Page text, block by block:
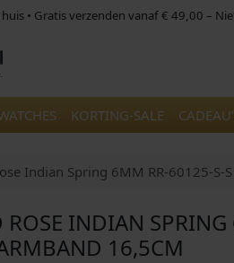
• Gratis verzenden vanaf € 49,00 –
KORTING-SALE
Indian Spring 6MM RR-60125-S-
ROSE INDIAN
16,5CM